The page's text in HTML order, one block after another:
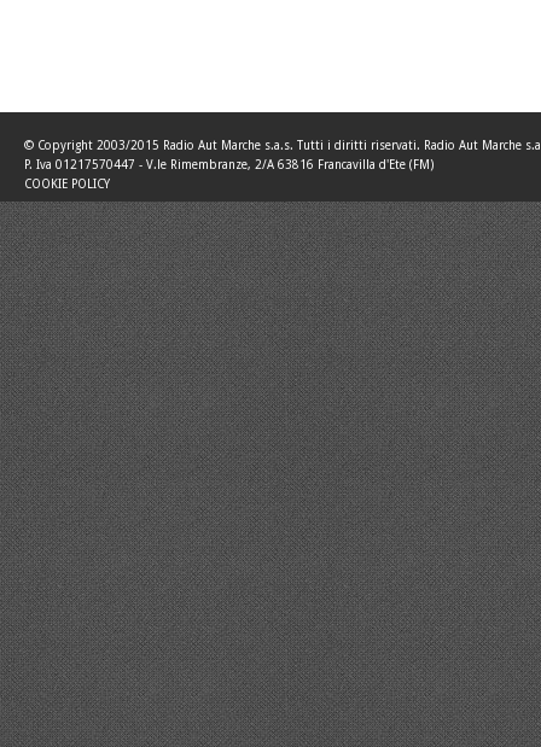
© Copyright 2003/2015 Radio Aut Marche s.a.s. Tutti i diritti riservati. Radio Aut Marche
P. Iva 01217570447 - V.le Rimembranze, 2/A 63816 Francavilla d'Ete (FM)
COOKIE POLICY